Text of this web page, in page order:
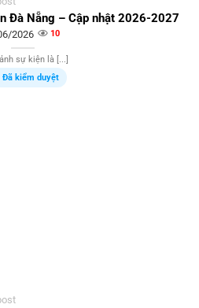
Đà Nẵng – Cập nhật 2026-2027
2026 10
sự kiện là [...]
Đã kiểm duyệt